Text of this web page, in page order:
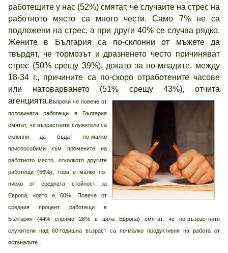
работещите у нас (52%) смятат, че случаите на стрес на
работното място са много чести. Само 7% не са
подложени на стрес, а при други 40% се случва рядко.
Жените в България са по-склонни от мъжете да
твърдят, че тормозът и дразненето често причиняват
стрес (50% срещу 39%), докато за по-младите, между
18-34 г., причините са по-скоро отработените часове
или натоварването (51% срещу 43%), отчита
агенцията.Въпреки че повече от
половината работещи в България
смятат, че възрастните служители са
склонни да бъдат по-малко
приспособими към промените на
работното място, отколкото другите
работещи (56%), това е малко по-
ниско от средната стойност за
Европа, която е 60%. Повече от
средния процент работещи в
България (44% спрямо 28% в цяла Европа) смятат, че по-възрастните
служители над 60-годишна възраст са по-малко продуктивни на работа от
останалите.